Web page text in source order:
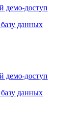
демо-доступ
данных
демо-доступ
данных